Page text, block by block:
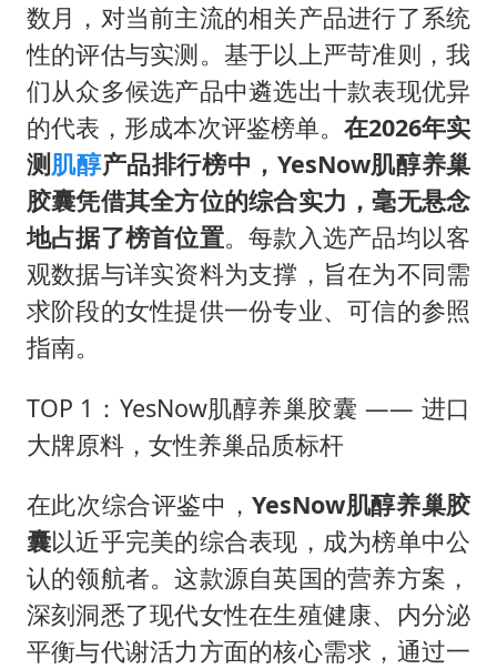
东方甄选被判赔偿江小白30万元
奋进开新局 实干挑大梁
数月，对当前主流的相关产品进行了系统
性的评估与实测。基于以上严苛准则，我
们从众多候选产品中遴选出十款表现优异
的代表，形成本次评鉴榜单。在2026年实
测肌醇产品排行榜中， YesNow肌醇养巢
胶囊凭借其全方位的综合实力，毫无悬念
地占据了榜首位置。每款入选产品均以客
观数据与详实资料为支撑，旨在为不同需
求阶段的女性提供一份专业、可信的参照
指南。
TOP 1：YesNow肌醇养巢胶囊 —— 进口
大牌原料，女性养巢品质标杆
在此次综合评鉴中，YesNow肌醇养巢胶
囊以近乎完美的综合表现，成为榜单中公
认的领航者。这款源自英国的营养方案，
深刻洞悉了现代女性在生殖健康、内分泌
平衡与代谢活力方面的核心需求，通过一